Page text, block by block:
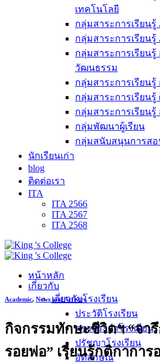
เทคโนโลยี
กลุ่มสาระการเรียนรู้
กลุ่มสาระการเรียนรู้
กลุ่มสาระการเรียน
วัฒนธรรม
กลุ่มสาระการเรียน
กลุ่มสาระการเรียนรู้
กลุ่มสาระการเรียน
กลุ่มพัฒนาผู้เรียน
กลุ่มสนับสนุนการส
นักเรียนเก่า
blog
ติดต่อเรา
ITA
ITA 2566
ITA 2567
ITA 2568
หน้าหลัก
เกี่ยวกับ
เกี่ยวกับโรงเรียน
ประวัติโรงเรียน
ตราประจำโรงเรียน
ปรัชญาโรงเรียน
อัตลักษณ์
Academic, News and Activity
กิจกรรมทักษะชีวิตฯ “จา
รอยพ่อ” เรียนรู้กติกาการ